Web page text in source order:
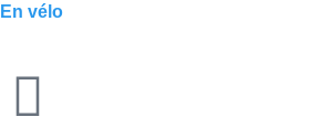
En vélo